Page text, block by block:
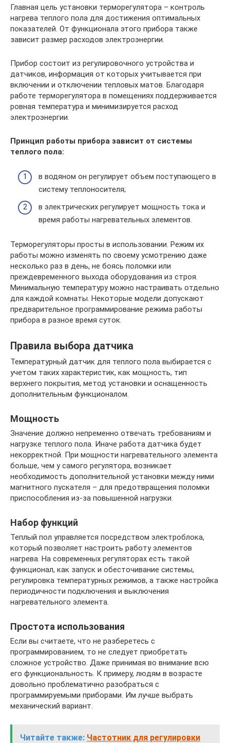
Главная цель установки терморегулятора – контроль
нагрева теплого пола для достижения оптимальных
показателей. От функционала этого прибора также
зависит размер расходов электроэнергии.
Прибор состоит из регулировочного устройства и
датчиков, информация от которых учитывается при
включении и отключении тепловых матов. Благодаря
работе терморегулятора в помещениях поддерживается
ровная температура и минимизируется расход
электроэнергии.
Принцип работы прибора зависит от системы
теплого пола:
в водяном он регулирует объем поступающего в
систему теплоносителя;
в электрических регулирует мощность тока и
время работы нагревательных элементов.
Терморегуляторы просты в использовании. Режим их
работы можно изменять по своему усмотрению даже
несколько раз в день, не боясь поломки или
преждевременного выхода оборудования из строя.
Минимальную температуру можно настраивать отдельно
для каждой комнаты. Некоторые модели допускают
предварительное программирование режима работы
прибора в разное время суток.
Правила выбора датчика
Температурный датчик для теплого пола выбирается с
учетом таких характеристик, как мощность, тип
верхнего покрытия, метод установки и оснащенность
дополнительным функционалом.
Мощность
Значение должно непременно отвечать требованиям и
нагрузке теплого пола. Иначе работа датчика будет
некорректной. При мощности нагревательного элемента
больше, чем у самого регулятора, возникает
необходимость дополнительной установки между ними
магнитного пускателя – для предотвращения поломки
приспособления из-за повышенной нагрузки.
Набор функций
Теплый пол управляется посредством электроблока,
который позволяет настроить работу элементов
нагрева. На современных регуляторах есть такой
функционал, как запуск и обесточивание системы,
регулировка температурных режимов, а также настройка
периодичности подключения и выключения
нагревательного элемента.
Простота использования
Если вы считаете, что не разберетесь с
программированием, то не следует приобретать
сложное устройство. Даже принимая во внимание всю
его функциональность. К примеру, людям в возрасте
довольно проблематично разобраться с
программируемыми приборами. Им лучше выбрать
механический вариант.
Читайте также: Частотник для регулировки